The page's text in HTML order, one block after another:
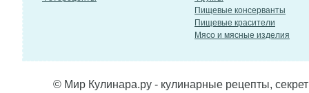
Пищевые консерванты
Пищевые красители
Мясо и мясные изделия
© Мир Кулинара.ру - кулинарные рецепты,